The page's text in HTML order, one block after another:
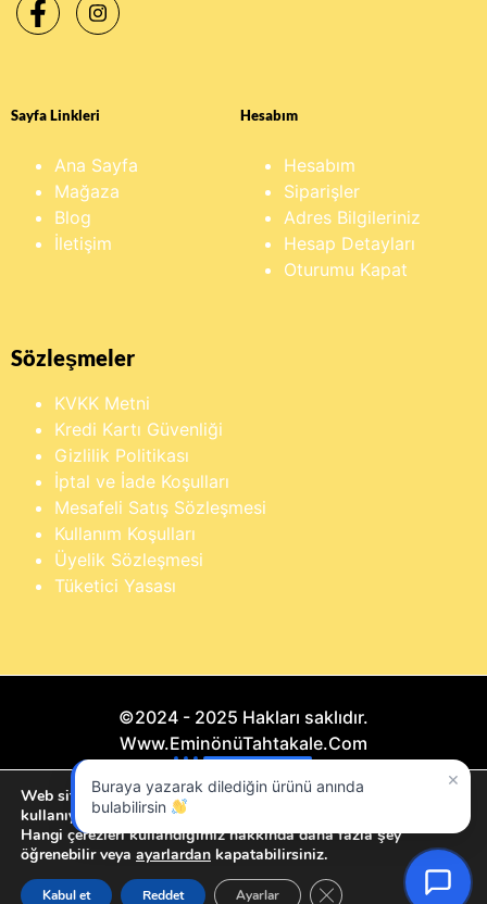
Sayfa Linkleri
Ana Sayfa
Mağaza
Blog
İletişim
Hesabım
Hesabım
Siparişler
Adres Bilgileriniz
Hesap Detayları
Oturumu Kapat
Sözleşmeler
KVKK Metni
Kredi Kartı Güvenliği
Gizlilik Politikası
İptal ve İade Koşulları
Mesafeli Satış Sözleşmesi
Kullanım Koşulları
Üyelik Sözleşmesi
Tüketici Yasası
©2024 - 2025 Hakları saklıdır.
Www.EminönüTahtakale.Com
Bu website "Sosyal Megapixel" projesidir.
×
Buraya yazarak dilediğin ürünü anında
bulabilirsin
Web sitemizde size en iyi deneyimi sunmak için çerezleri
kullanıyoruz.
Hangi çerezleri kullandığımız hakkında daha fazla şey
öğrenebilir veya ayarlardan kapatabilirsiniz.
Kabul et Reddet Ayarlar GDPR çerez şeridini